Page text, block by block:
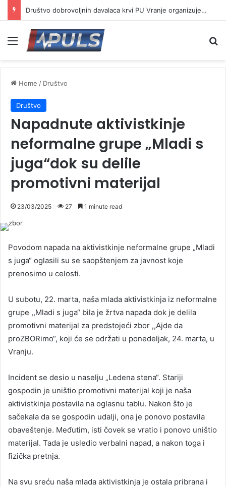
Društvo dobrovoljnih davalaca krvi PU Vranje organizuje akciju na Besnoj kobili
Menu
Home / Društvo
Društvo
Napadnute aktivistkinje
neformalne grupe „Mladi s
juga“dok su delile
promotivni materijal
23/03/2025 27 1 minute read
Povodom napada na aktivistkinje neformalne grupe „Mladi
s juga“ oglasili su se saopštenjem za javnost koje
prenosimo u celosti.
U subotu, 22. marta, naša mlada aktivistkinja iz neformalne
grupe ,,Mladi s juga“ bila je žrtva napada dok je delila
promotivni materijal za predstojeći zbor ,,Ajde da
proZBORimo“, koji će se održati u ponedeljak, 24. marta, u
Vranju.
Incident se desio u naselju „Ledena stena“. Stariji
gospodin je uništio promotivni materijal koji je naša
aktivistkinja postavila na oglasnu tablu. Nakon što je
sačekala da se gospodin udalji, ona je ponovo postavila
obaveštenje. Međutim, isti čovek se vratio i ponovo uništio
materijal. Tada je usledio verbalni napad, a nakon toga i
fizička pretnja.
Na svu sreću naša mlada aktivistkinja je ostala pribrana i